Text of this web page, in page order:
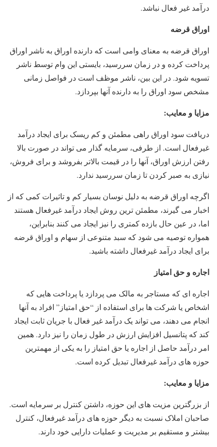
درآمد غیر فعال نباشد.
اوراق قرضه
اوراق قرضه به معنای وامی است که دارنده اوراق به ناشر اوراق
پرداخت کرده و در زمان سررسید، بایستی این وام توسط ناشر
تسویه شود. در این بین، ناشر موظف است در فواصل زمانی
مشخص سود اوراق را به دارنده آنها بپردازد.
مزایا و معایب:
دریافت سود اوراق راهی مطمئن و کم ریسک برای ایجاد درآمد
غیرفعال است. از طرفی، سرمایه گذار می تواند در صورت بالا
رفتن ارزش اوراق، آنها را در قیمت بالاتر بفروشد و برای فروش،
نیازی به صبر کردن تا زمان سررسید ندارد.
اگرچه اوراق قرضه به دلیل نوسان بسیار کم و تاثیرات کمی که از
اخبار می گیرند، مطمئن ترین روش ایجاد درآمد غیرفعال هستند
اما، در عین حال بازده کمتری را نیز ایجاد می کنند بنابراین،
همواره توصیه می شود که سبد متنوعی از سهام و اوراق قرضه
برای ایجاد درآمد غیرفعال داشته باشید.
اجاره و حق امتیاز
اجاره ای که مستاجر به مالک می پردازد یا پرداخت هایی که
اشخاص یا شرکت ها برای استفاده از “حق امتیاز” افراد به آنها
انجام می دهند، می تواند یک درآمد غیر فعال با جریان ثابت ایجاد
کند که پتانسیل افزایش ارزش در طول زمان را نیز دارد. همین
امر درآمد حاصل از اجاره یا حق امتیاز را به یکی از مهمترین
حوزه های درآمد غیرفعال تبدیل کرده است.
مزایا و معایب:
از بزرگترین مزیت های این حوزه، داشتن کنترل بر سرمایه است.
صاحبان املاک نسبت به دیگر حوزه های درآمد غیرفعال، کنترل
بیشتر و مستقیم بر مدیریت و عملیات دارایی خود دارند.